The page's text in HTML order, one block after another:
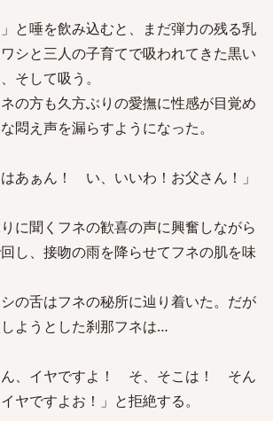
と唾を飲み込むと、まだ弾力の残る乳
シと三人の子育てで吸われてきた黒い
そして吸う。
の方も久方ぶりの愛撫に性感が目覚め
悶え声を漏らすようになった。
はあぁん！ い、いいわ！お父さん！」
に聞くフネの歓喜の声に興奮しながら
し、接吻の雨を降らせてフネの肌を味
の舌はフネの秘所に辿り着いた。だが
ようとした刹那フネは…
ん、イヤですよ！ そ、そこは！ そん
ヤですよお！」と拒絶する。